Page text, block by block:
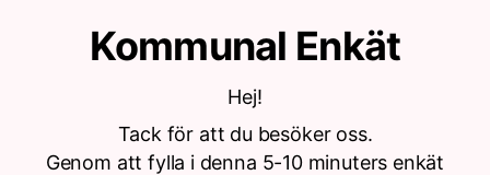
Kommunal Enkät
Hej!
Tack för att du besöker oss.
Genom att fylla i denna 5-10 minuters enkät